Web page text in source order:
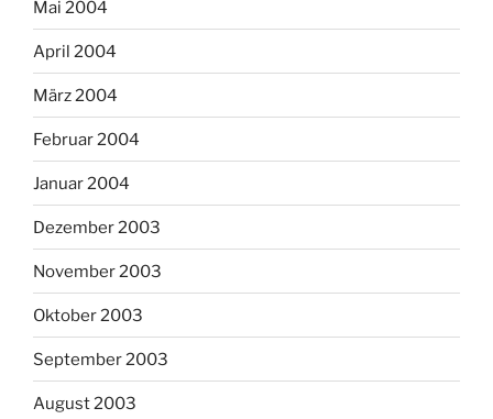
Mai 2004
April 2004
März 2004
Februar 2004
Januar 2004
Dezember 2003
November 2003
Oktober 2003
September 2003
August 2003